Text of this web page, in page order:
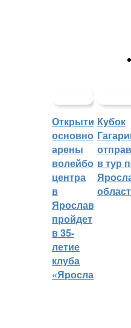
Открытие
основной
арены
волейбольного
центра
в
Ярославле
пройдет
в 35-
летие
клуба
«Ярославич»
Кубок
в тур